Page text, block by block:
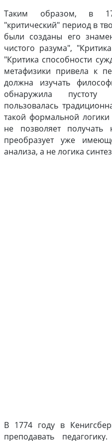
Таким образом, в
"критический" период в
были созданы его
чистого разума",
"Критика способности
метафизики привела к
должна изучать
обнаружила
пользовалась
такой формальной
не позволяет получать
преобразует уже
анализа, а не логика
В 1774 году в
преподавать